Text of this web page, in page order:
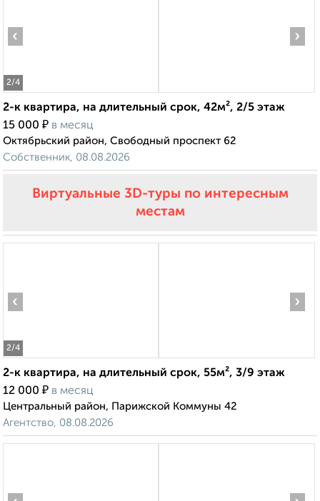
2/4
‹ ›
2-к квартира, на длительный срок, 42м², 2/5 этаж
15 000 ₽ в месяц
Октябрьский район, Свободный проспект 62
Собственник, 08.08.2026
Виртуальные 3D-туры по интересным
местам
2/4
‹ ›
2-к квартира, на длительный срок, 55м², 3/9 этаж
12 000 ₽ в месяц
Центральный район, Парижской Коммуны 42
Агентство, 08.08.2026